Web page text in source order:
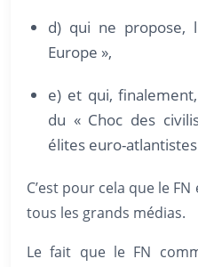
d) qui ne propose,
Europe »,
e) et qui,
du « Choc des
élites euro-
C’est pour cela que le
tous les grands médias.
Le fait que le FN